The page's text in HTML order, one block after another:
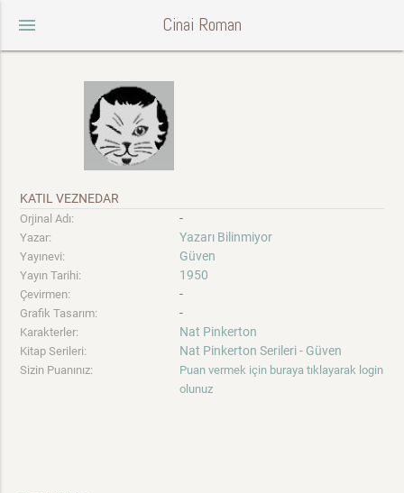
menu Cinai Roman
KATIL VEZNEDAR
Orjinal Adı: -
Yazar: Yazarı Bilinmiyor
Yayınevi: Güven
Yayın Tarihi: 1950
Çevirmen: -
Grafik Tasarım: -
Karakterler: Nat Pinkerton
Kitap Serileri: Nat Pinkerton Serileri - Güven
Sizin Puanınız:
Puan vermek için buraya tıklayarak login
olunuz